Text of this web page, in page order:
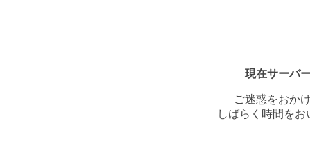
現在サーバ
ご迷惑をおか
しばらく時間を